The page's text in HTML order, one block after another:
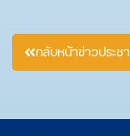
กลับหน้าข่าวประ